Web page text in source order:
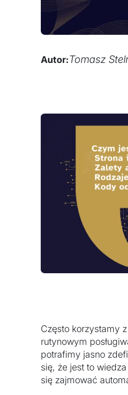
Autor:Tomasz
Często korzystamy
rutynowym
potrafimy jasno
się, że jest to
się zajmować